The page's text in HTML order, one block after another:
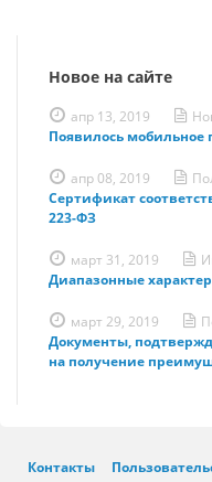
Новое на сайте
апр 13, 2019
Появилось
апр 08, 2019
Сертификат
223-ФЗ
март 31, 2019
Диапазонные
март 29, 2019
Документы,
на получение
Контакты